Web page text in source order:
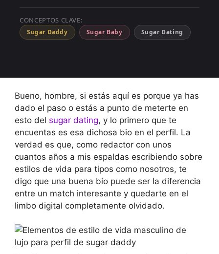
CONCEPTOS CLAVE:
Sugar Daddy Sugar Baby Sugar Dating
Bueno, hombre, si estás aquí es porque ya has
dado el paso o estás a punto de meterte en
esto del sugar dating, y lo primero que te
encuentas es esa dichosa bio en el perfil. La
verdad es que, como redactor con unos
cuantos años a mis espaldas escribiendo sobre
estilos de vida para tipos como nosotros, te
digo que una buena bio puede ser la diferencia
entre un match interesante y quedarte en el
limbo digital completamente olvidado.